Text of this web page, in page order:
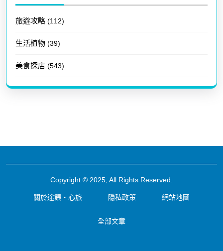
旅遊攻略 (112)
生活植物 (39)
美食探店 (543)
Copyright © 2025, All Rights Reserved.
關於途餵・心旅 隱私政策 網站地圖
全部文章